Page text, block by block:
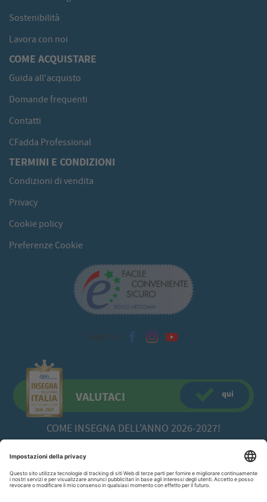
Sostenibilità
Lavora con noi
COME ACQUISTARE
Guida all'acquisto
Domande frequenti
Contatti
CFadda Professional
TERMINI E CONDIZIONI
Condizioni di vendita
Privacy
Cookie policy
Preferenze Cookie
Seguici su
VALUTACI
COME INSEGNA DELL'ANNO 2026-2027!
qui